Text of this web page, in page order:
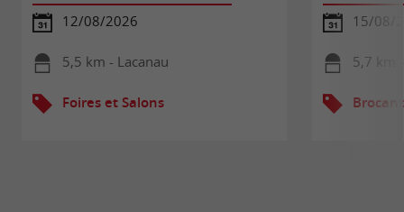
12/08/2026
5,5 km - Lacanau
Foires et Salons
15/08/
5,7 km